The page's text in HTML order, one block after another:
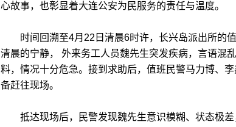
心故事，也彰显着大连公安为民服务的责任与温度。
时间回溯至4月22日清晨6时许，长兴岛派出所的值
清晨的宁静， 外来务工人员魏先生突发疾病，言语混
料，情况十分危急。接到求助后，值班民警马力博、
备赶往现场。
抵达现场后，民警发现魏先生意识模糊、状态极差